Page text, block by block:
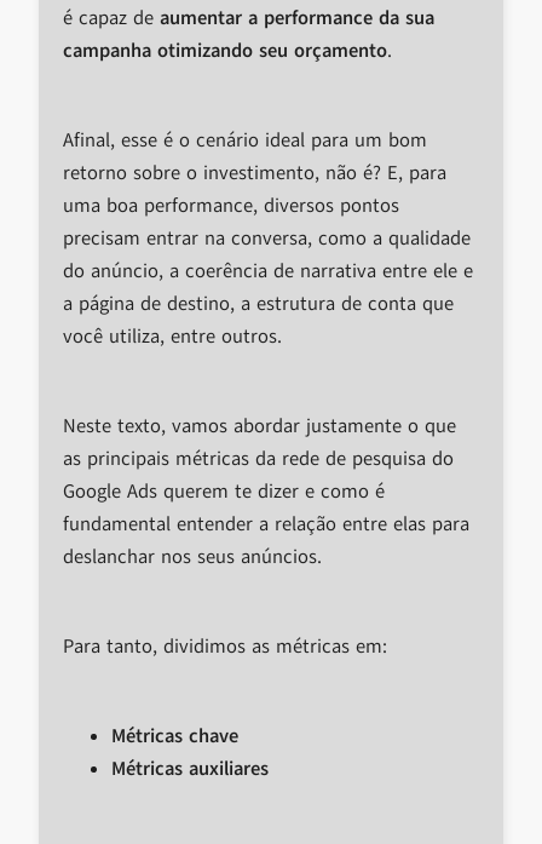
é capaz de aumentar a performance da sua
campanha otimizando seu orçamento.
Afinal, esse é o cenário ideal para um bom
retorno sobre o investimento, não é? E, para
uma boa performance, diversos pontos
precisam entrar na conversa, como a qualidade
do anúncio, a coerência de narrativa entre ele e
a página de destino, a estrutura de conta que
você utiliza, entre outros.
Neste texto, vamos abordar justamente o que
as principais métricas da rede de pesquisa do
Google Ads querem te dizer e como é
fundamental entender a relação entre elas para
deslanchar nos seus anúncios.
Para tanto, dividimos as métricas em:
Métricas chave
Métricas auxiliares